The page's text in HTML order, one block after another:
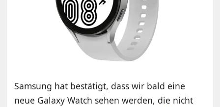
Samsung hat bestätigt, dass wir bald eine
neue Galaxy Watch sehen werden, die nicht